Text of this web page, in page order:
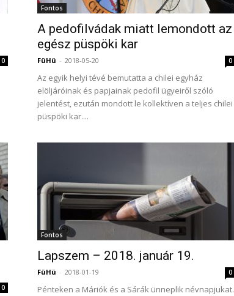
0
Fontos
A pedofilvádak miatt lemondott az
egész püspöki kar
FüHü - 2018-05-20 0
Az egyik helyi tévé bemutatta a chilei egyház
elöljáróinak és papjainak pedofil ügyeiről szóló
jelentést, ezután mondott le kollektíven a teljes chilei
püspöki kar....
0
Fontos
Lapszem – 2018. január 19.
FüHü - 2018-01-19 0
Pénteken a Máriók és a Sárák ünneplik névnapjukat.